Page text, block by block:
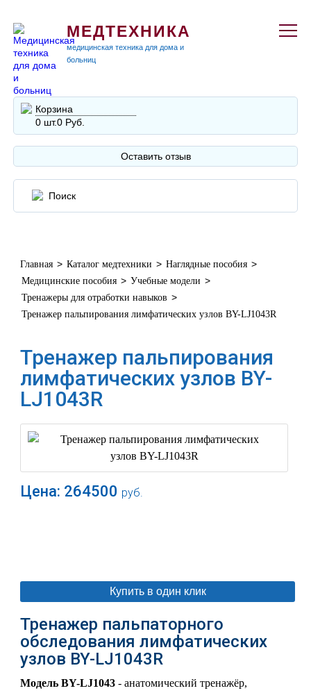
МЕДТЕХНИКА
медицинская техника для дома и
больниц
Корзина
0 шт.0 Руб.
Оставить отзыв
Главная > Каталог медтехники > Наглядные пособия >
Медицинские пособия > Учебные модели >
Тренажеры для отработки навыков >
Тренажер пальпирования лимфатических узлов BY-LJ1043R
Тренажер пальпирования
лимфатических узлов BY-
LJ1043R
Цена: 264500 руб.
Купить в один клик
Тренажер пальпаторного
обследования лимфатических
узлов BY-LJ1043R
Модель BY-LJ1043 - анатомический тренажёр,